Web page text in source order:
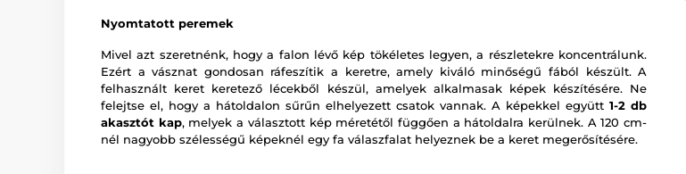
Nyomtatott peremek
Mivel azt szeretnénk, hogy a falon lévő kép tökéletes legyen, a részletekre koncentrálunk.
Ezért a vásznat gondosan ráfeszítik a keretre, amely kiváló minőségű fából készült. A
felhasznált keret keretező lécekből készül, amelyek alkalmasak képek készítésére. Ne
felejtse el, hogy a hátoldalon sűrűn elhelyezett csatok vannak. A képekkel együtt1-2 db
akasztót kap, melyek a választott kép méretétől függően a hátoldalra kerülnek. A 120 cm-
nél nagyobb szélességű képeknél egy fa válaszfalat helyeznek be a keret megerősítésére.